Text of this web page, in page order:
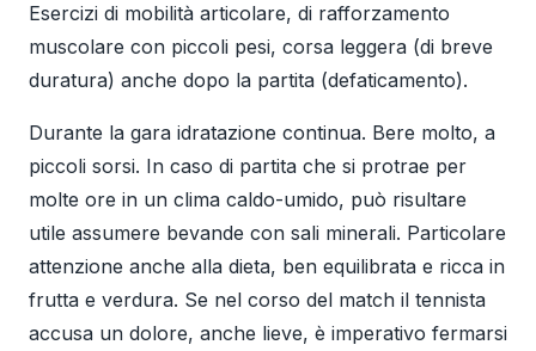
Esercizi di mobilità articolare, di rafforzamento
muscolare con piccoli pesi, corsa leggera (di breve
duratura) anche dopo la partita (defaticamento).
Durante la gara idratazione continua. Bere molto, a
piccoli sorsi. In caso di partita che si protrae per
molte ore in un clima caldo-umido, può risultare
utile assumere bevande con sali minerali. Particolare
attenzione anche alla dieta, ben equilibrata e ricca in
frutta e verdura. Se nel corso del match il tennista
accusa un dolore, anche lieve, è imperativo fermarsi